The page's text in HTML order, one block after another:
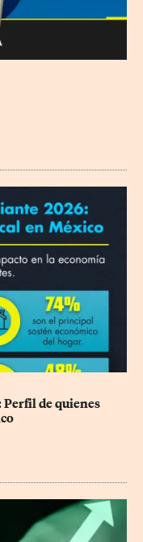
Perfil de quienes